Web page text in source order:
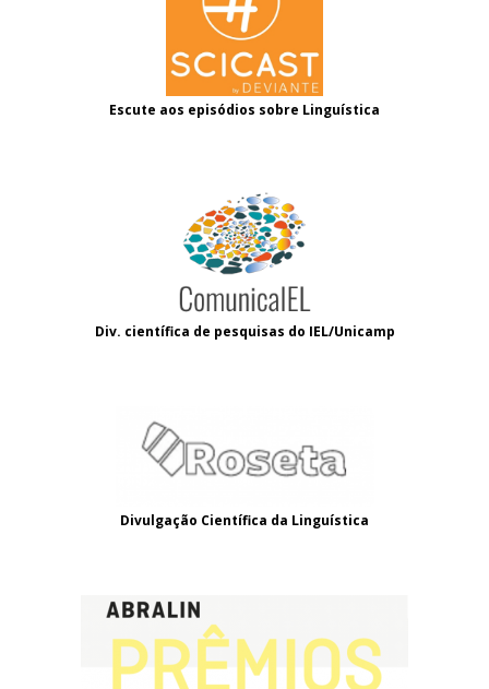
Escute aos episódios sobre Linguística
Div. científica de pesquisas do IEL/Unicamp
Divulgação Científica da Linguística